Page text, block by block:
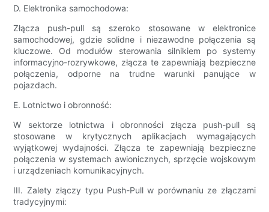
D. Elektronika samochodowa:
Złącza push-pull są szeroko stosowane w elektronice
samochodowej, gdzie solidne i niezawodne połączenia są
kluczowe. Od modułów sterowania silnikiem po systemy
informacyjno-rozrywkowe, złącza te zapewniają bezpieczne
połączenia, odporne na trudne warunki panujące w
pojazdach.
E. Lotnictwo i obronność:
W sektorze lotnictwa i obronności złącza push-pull są
stosowane w krytycznych aplikacjach wymagających
wyjątkowej wydajności. Złącza te zapewniają bezpieczne
połączenia w systemach awionicznych, sprzęcie wojskowym
i urządzeniach komunikacyjnych.
III. Zalety złączy typu Push-Pull w porównaniu ze złączami
tradycyjnymi: